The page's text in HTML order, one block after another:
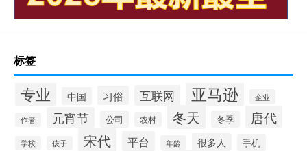
标签
专业 中国 习俗 互联网 亚马逊 企业
作者 元宵节 公司 农村 冬天 冬季 唐代
学校 孩子 宋代 平台 年龄 很多人 手机